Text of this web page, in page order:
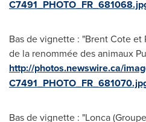
Bas de vignette : "Brent Cote et
de la renommée des animaux
http://photos.newswire.ca/
Bas de vignette : "Lonca